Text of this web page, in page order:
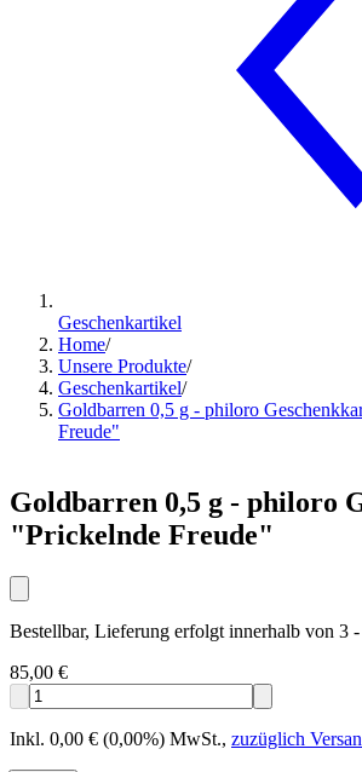
Geschenkartikel
Home/
Unsere Produkte/
Geschenkartikel/
Goldbarren 0,5 g - philoro
Freude"
Goldbarren 0,5 g - philoro
"Prickelnde Freude"
Bestellbar, Lieferung erfolgt innerhalb von 3
85,00 €
Inkl. 0,00 € (0,00%) MwSt., zuzüglich